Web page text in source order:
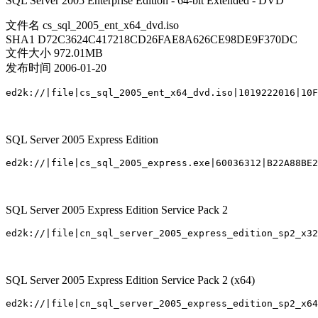
文件名 cs_sql_2005_ent_x64_dvd.iso
SHA1 D72C3624C417218CD26FAE8A626CE98DE9F370DC
文件大小 972.01MB
发布时间 2006-01-20
SQL Server 2005 Express Edition
SQL Server 2005 Express Edition Service Pack 2
SQL Server 2005 Express Edition Service Pack 2 (x64)